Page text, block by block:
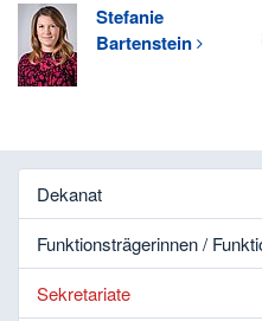
Stefanie
Bartenstein
Dekanat
Funktionsträgerinnen /
Sekretariate